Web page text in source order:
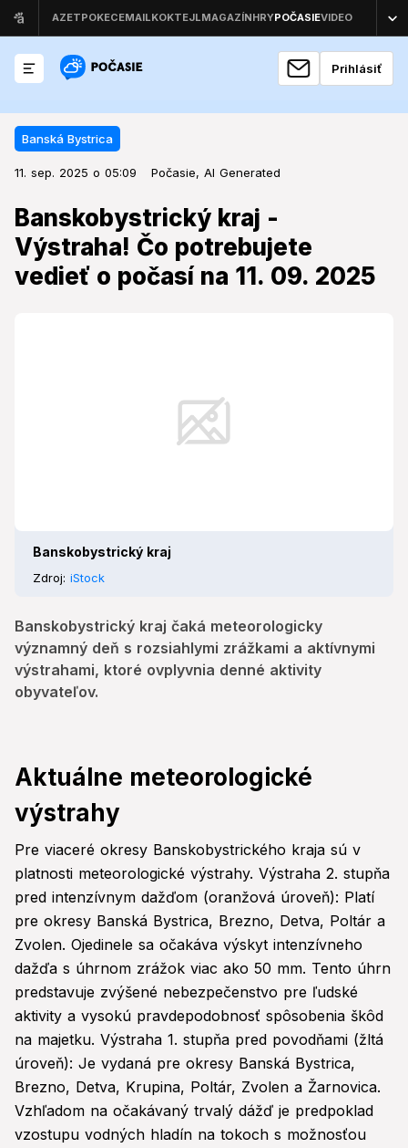
Prihlásiť
Banská Bystrica
11. sep. 2025 o 05:09 Počasie, AI Generated
Banskobystrický kraj -
Výstraha! Čo potrebujete
vedieť o počasí na 11. 09. 2025
Banskobystrický kraj
Zdroj: iStock
Banskobystrický kraj čaká meteorologicky
významný deň s rozsiahlymi zrážkami a aktívnymi
výstrahami, ktoré ovplyvnia denné aktivity
obyvateľov.
Banská Bystrica
Banskobystrický kraj - Výstraha!
Čo potrebujete vedieť o počasí na
11. 09. 2025
Banskobystrický kraj čaká meteorologicky významný
deň s rozsiahlymi zrážkami a aktívnymi výstrahami,
Aktuálne meteorologické
výstrahy
Pre viaceré okresy Banskobystrického kraja sú v
platnosti meteorologické výstrahy. Výstraha 2. stupňa
pred intenzívnym dažďom (oranžová úroveň): Platí
pre okresy Banská Bystrica, Brezno, Detva, Poltár a
Zvolen. Ojedinele sa očakáva výskyt intenzívneho
dažďa s úhrnom zrážok viac ako 50 mm. Tento úhrn
predstavuje zvýšené nebezpečenstvo pre ľudské
aktivity a vysokú pravdepodobnosť spôsobenia škôd
na majetku. Výstraha 1. stupňa pred povodňami (žltá
úroveň): Je vydaná pre okresy Banská Bystrica,
Brezno, Detva, Krupina, Poltár, Zvolen a Žarnovica.
Vzhľadom na očakávaný trvalý dážď je predpoklad
vzostupu vodných hladín na tokoch s možnosťou